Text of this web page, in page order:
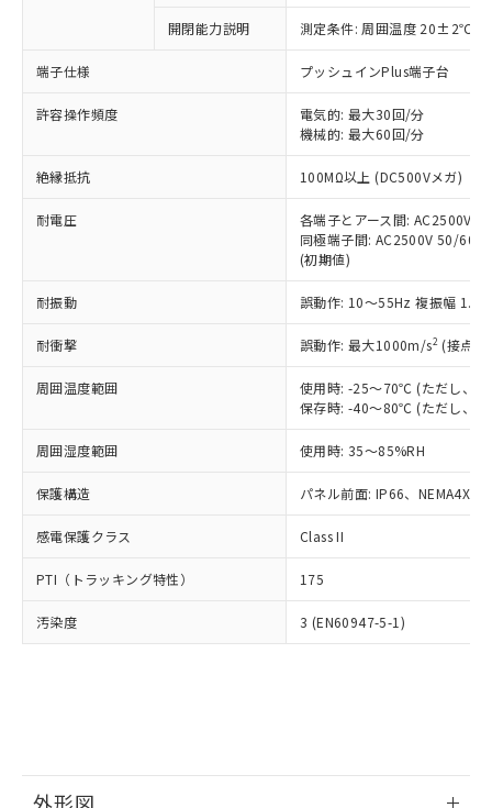
開閉能力説明 測定条件: 周囲温度 20±2℃、
端子仕様 プッシュインPlus端子台
許容操作頻度
電気的: 最大30回/分
機械的: 最大60回/分
絶縁抵抗 100MΩ以上 (DC500Vメガ)
耐電圧
各端子とアース間: AC2500V
同極端子間: AC2500V 50/
(初期値)
耐振動 誤動作: 10～55Hz 複振幅
耐衝撃 誤動作: 最大1000m/s2 (接点
周囲温度範囲
使用時: -25～70℃ (ただし、氷
保存時: -40～80℃ (ただし、氷
周囲湿度範囲 使用時: 35～85%RH
保護構造 パネル前面: IP66、NEMA4X,
感電保護クラス Class II
PTI（トラッキング特性） 175
汚染度 3 (EN60947-5-1)
以下の条件をお読みいただき、同意のうえ
ご利用ください。
本サービスは、当社制御機器事業取扱
商品の当社在庫状況および標準価格
当社制御機器事業取扱商品の中には、
本サービスの対象外となる商品もある
ことをご了承ください。
在庫状況および標準価格照会結果は、
記載している更新日時点での社内デー
タに基づき作成されるものであり、閲
覧された時点での実際の在庫および標
準価格とは異なる場合があることをご
正式な納期状況および標準価格はお客
様のお取引先、またはお客様担当のオ
ムロン制御機器販売店・当社販売員に
オムロン制御機器販売店や当社販売拠
販売ネットワーク
」をご確認
ください。
在庫状況および標準価格結果を当社の
事前の承諾なく第三者に漏洩または開
マイパーツ機能（部品リスト作成サー
および当社の共同利用者が、当社の製
対応予定なし：EU RoHS指令（10物質）の
非含有に非対応の商品で、対応品を出す予
定はありません。
調査・確認中：EU RoHS指令（10物質）の
非含有の対応状況を調査中または確認中の
非該当品：ライセンス料など無形物で、有
害物質有無と関係のない商品です。
いたものが、含有品と判明した場合などや
むを得ず変更することがあります。
六価クロム(Cr(Ⅵ)) 1000ppm以下、ポリ臭化ビフェニル
類(PBB) 1000ppm以下、ポリ臭化ジフェニルエーテル類
(PBDE) 1000ppm以下、フタル酸ビス(2-エチルヘキシ
ル) (DEHP)(別名：DOP) 1000ppm以下、フタル酸ブチ
ルベンジル（BBP） 1000ppm以下、フタル酸ジブチル
（DBP） 1000ppm以下、フタル酸ジイソブチル
(DIBP) 1000ppm以下
フタル酸エステル類の４物質については閾値を超える意
図的な使用がないことを確認しています。
※2 対応予定月
部品在庫の切り替え状況などにより、予定
月が前後することがあります。
※1 中国RoHS○×表
「○」：最大均質材料含有率が中国RoHSの
基準値以下であることを示します。
「×」：最大均質材料含有率が中国RoHSの
基準値を超えていることを示します。
「－」：未確認です。当社販売部門へお問
*中国RoHS10物質の基準値 (GB/T26572)：
Pb(鉛) :1000ppm、 Hg(水銀) : 1000ppm、 Cd(カドミウ
Cr(Ⅵ)(六価クロム) : 1000ppm、 PBBs(ポリ臭化ビフェ
ニル類) : 1000ppm、 PBDEs(ポリ臭化ジフェニルエーテ
DBP(フタル酸ジブチル) : 1000ppm、 DIBP(フタル酸ジ
イソブチル) : 1000ppm、 BBP(フタル酸ブチルベンジ
ル) : 1000ppm、
DEHP(フタル酸ビス(2-エチルヘキシル)) : 1000ppm
※2 環境保護使用期限
「ｅ」：有害物質（10物質）のすべてが基
準値以下であることを示します。
「10」：通常の使用状況下において有害物
質が外部に漏えいし、環境に深刻な影響を
当社は、これら貴社製品のうち、外国
為替および外国貿易法に定める商品
（以下｢規制貨物等」という）を輸出
または国外への提供する場合は、日本
国政府の輸出許可(または役務取引許
可)を取得するなどの必要な手続きを
当社は規制貨物を破棄する場合は、完
全に破砕するなど、違法に輸出されな
いよう必要な手段を講じます。
ル、化学兵器、生物兵器またはその他
武器並びにこれらの製造装置等に一切
使用いたしません。
当社は、貴社製品を第三者に販売する
場合は、上記1、2および3の内容を当
該第三者に通知します。また当社は、
販売先および販売に係わる関係者が違
法に輸出するおそれがある場合は、取
○ 一定数以上の在庫あり
一定数には満たないが在庫あり
在庫なし(最新の在庫状況につ
いては、お客様のお取引先、ま
たはお客様担当のオムロン制御
機器販売店・当社販売員にご確
認ください)
受注生産機種、また在庫状況の